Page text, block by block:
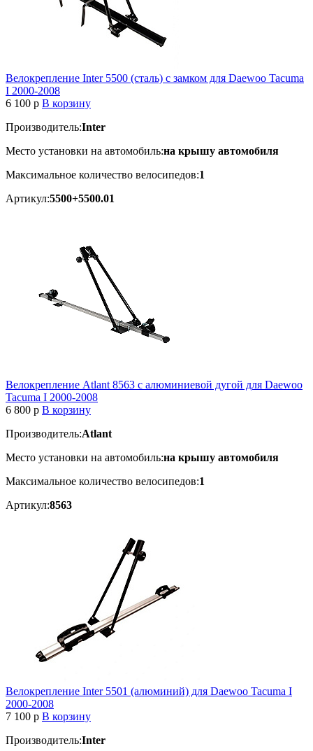
Велокрепление Inter 5500 (сталь) с замком для Daewoo Tacuma
I 2000-2008
6 100 p В корзину
Производитель:Inter
Место установки на автомобиль:на крышу автомобиля
Максимальное количество велосипедов:1
Артикул:5500+5500.01
Велокрепление Atlant 8563 с алюминиевой дугой для Daewoo
Tacuma I 2000-2008
6 800 p В корзину
Производитель:Atlant
Место установки на автомобиль:на крышу автомобиля
Максимальное количество велосипедов:1
Артикул:8563
Велокрепление Inter 5501 (алюминий) для Daewoo Tacuma I
2000-2008
7 100 p В корзину
Производитель:Inter